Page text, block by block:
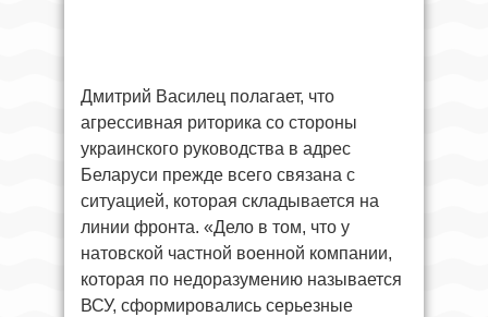
Дмитрий Василец полагает, что
агрессивная риторика со стороны
украинского руководства в адрес
Беларуси прежде всего связана с
ситуацией, которая складывается на
линии фронта. «Дело в том, что у
натовской частной военной компании,
которая по недоразумению называется
ВСУ, сформировались серьезные